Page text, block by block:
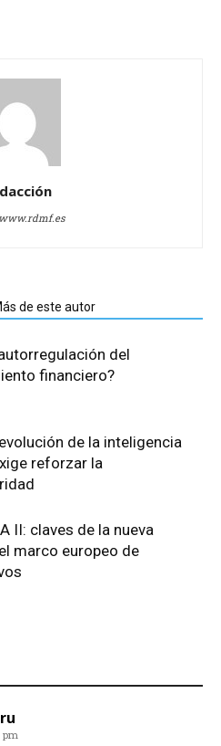
de este autor
del
financiero?
de la inteligencia
reforzar la
II: claves de la nueva
marco europeo de
pm